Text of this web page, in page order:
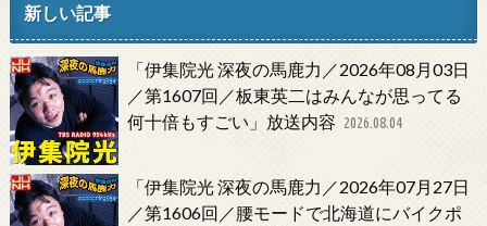
新しい記事
「伊集院光 深夜の馬鹿力／2026年08月03日
／第1607回／板東英二はみんなが思ってる
何十倍もすごい」放送内容 2026.08.04
「伊集院光 深夜の馬鹿力／2026年07月27日
／第1606回／腰モードで北海道にバイクポ